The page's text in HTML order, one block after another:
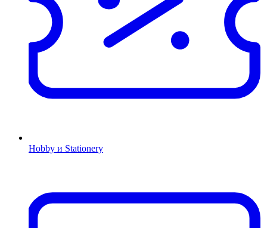
Hobby и Stationery